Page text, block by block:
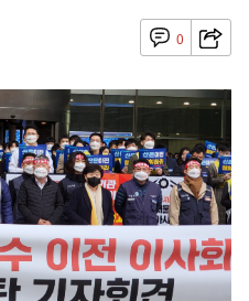
0